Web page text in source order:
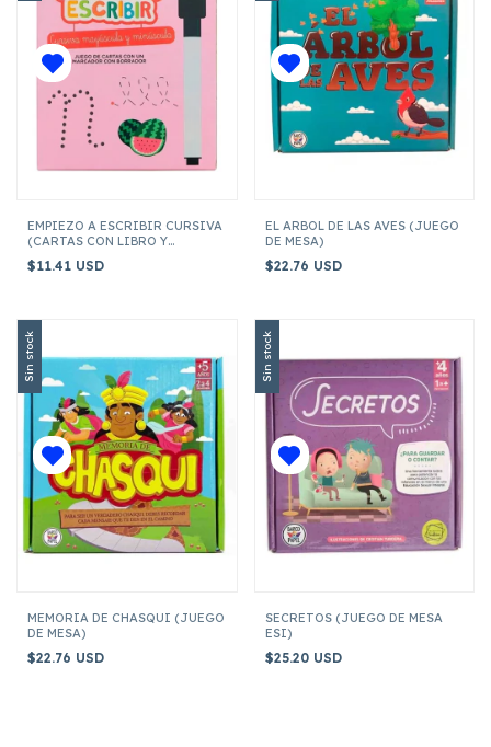
EMPIEZO A ESCRIBIR CURSIVA
(CARTAS CON LIBRO Y
$11.41 USD
EL ARBOL DE LAS AVES (JUEGO
DE MESA)
$22.76 USD
Sin stock
MEMORIA DE CHASQUI (JUEGO
DE MESA)
$22.76 USD
Sin stock
SECRETOS (JUEGO DE MESA
ESI)
$25.20 USD